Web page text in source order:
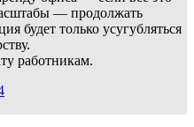
— продолжать
будет только усугубляться
работникам.